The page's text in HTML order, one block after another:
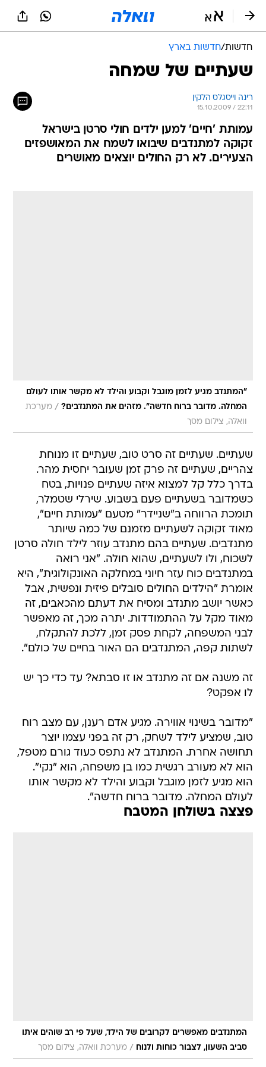
חדשות/חדשות בארץ
שעתיים של שמחה
רינה וייסגלס הלקין
15.10.2009 / 22:11
עמותת 'חיים' למען ילדים חולי סרטן בישראל
זקוקה למתנדבים שיבואו לשמח את המאושפזים
הצעירים. לא רק החולים יוצאים מאושרים
"המתנדב מגיע לזמן מוגבל וקבוע והילד לא מקשר אותו לעולם
המחלה. מדובר ברוח חדשה". מזהים את המתנדבים? / מערכת
וואלה, צילום מסך
שעתיים. שעתיים זה סרט טוב, שעתיים זו מנוחת
צהריים, שעתיים זה פרק זמן שעובר יחסית מהר.
בדרך כלל קל למצוא איזה שעתיים פנויות, בטח
כשמדובר בשעתיים פעם בשבוע. שירלי שטמלר,
תומכת הרווחה ב"שניידר" מטעם "עמותת חיים",
מאוד זקוקה לשעתיים מזמנם של כמה שיותר
מתנדבים. שעתיים בהם מתנדב עוזר לילד חולה סרטן
לשכוח, ולו לשעתיים, שהוא חולה. "אני רואה
במתנדבים כוח עזר חיוני במחלקה האונקולוגית", היא
אומרת "הילדים החולים סובלים פיזית ונפשית, אבל
כאשר יושב מתנדב ומסיח את דעתם מהכאבים, זה
מאוד מקל על ההתמודדות. יתרה מכך, זה מאפשר
לבני המשפחה, לקחת פסק זמן, ללכת להתקלח,
לשתות קפה, המתנדבים הם האור בחיים של כולם".
זה משנה אם זה מתנדב או זו סבתא? עד כדי כך יש
לו אפקט?
"מדובר בשינוי אווירה. מגיע אדם רענן, עם מצב רוח
טוב, שמציע לילד לשחק, רק זה בפני עצמו יוצר
תחושה אחרת. המתנדב לא נתפס כעוד גורם מטפל,
הוא לא מעורב רגשית כמו בן משפחה, הוא "נקי".
הוא מגיע לזמן מוגבל וקבוע והילד לא מקשר אותו
לעולם המחלה. מדובר ברוח חדשה".
פצצה בשולחן המטבח
המתנדבים מאפשרים לקרובים של הילד, שעל פי רב שוהים איתו
סביב השעון, לצבור כוחות ולנוח
/ מערכת וואלה, צילום מסך